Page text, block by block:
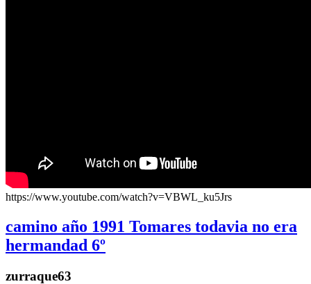
https://www.youtube.com/watch?v=VBWL_ku5Jrs
camino año 1991 Tomares todavia no era
hermandad 6º
zurraque63